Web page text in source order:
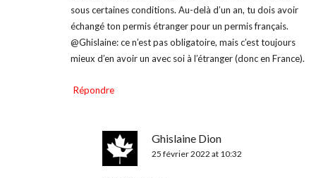
sous certaines conditions. Au-delà d’un an, tu dois avoir
échangé ton permis étranger pour un permis français.
@Ghislaine: ce n’est pas obligatoire, mais c’est toujours
mieux d’en avoir un avec soi à l’étranger (donc en France).
Répondre
Ghislaine Dion
25 février 2022 at 10:32